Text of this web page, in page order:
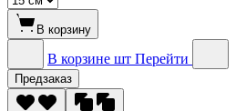
В корзину
В корзине шт Перейти
Предзаказ